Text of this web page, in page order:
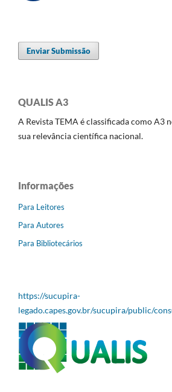
Enviar Submissão
QUALIS A3
A Revista TEMA é classificada como A3
sua relevância científica nacional.
Informações
Para Leitores
Para Autores
Para Bibliotecários
https://sucupira-
legado.capes.gov.br/sucupira/public/